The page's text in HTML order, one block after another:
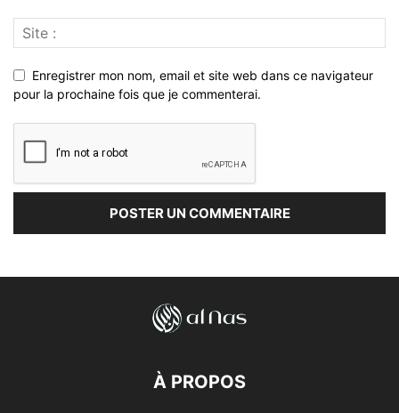
Enregistrer mon nom, email et site web dans ce navigateur
pour la prochaine fois que je commenterai.
À PROPOS